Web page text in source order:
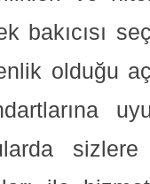
bakıcısı
olduğu